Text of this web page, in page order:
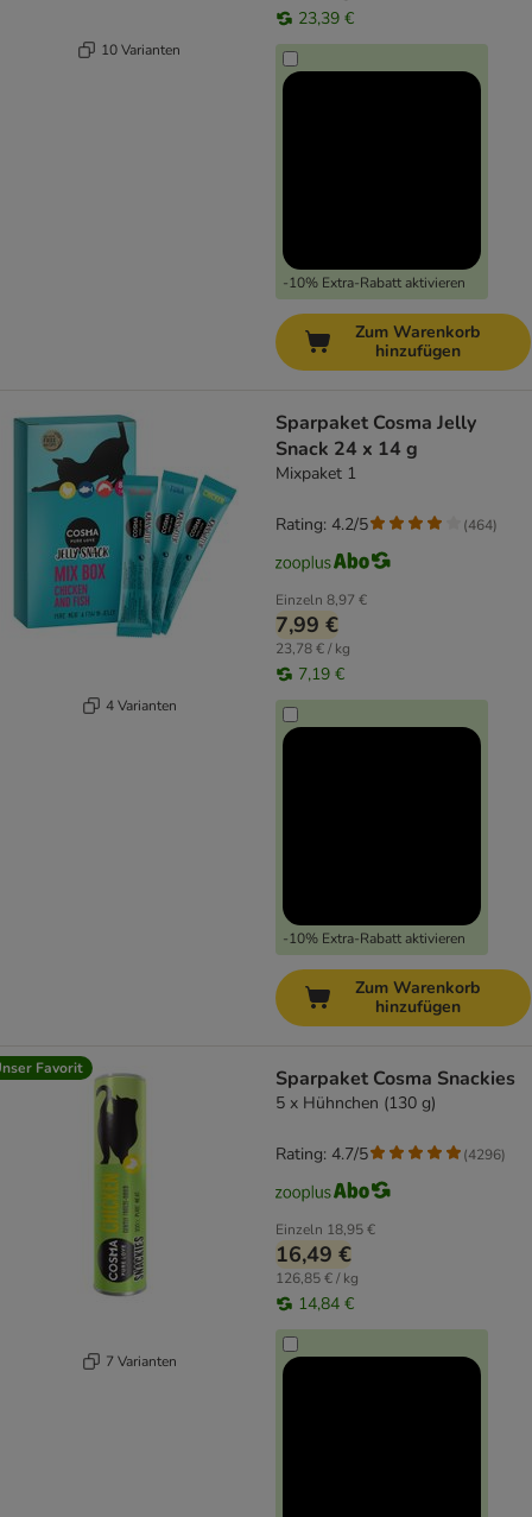
10 Varianten
23,39 €
-10% Extra-Rabatt aktivieren
Zum Warenkorb
hinzufügen
4 Varianten
Sparpaket Cosma Jelly
Snack 24 x 14 g
Mixpaket 1
Einzeln 8,97 €
7,99 €
23,78 € / kg
7,19 €
-10% Extra-Rabatt aktivieren
Rating: 4.2/5 (464)
Zum Warenkorb
hinzufügen
Favorit
7 Varianten
Sparpaket Cosma Snackies
5 x Hühnchen (130 g)
Einzeln 18,95 €
16,49 €
126,85 € / kg
14,84 €
Rating: 4.7/5 (4296)